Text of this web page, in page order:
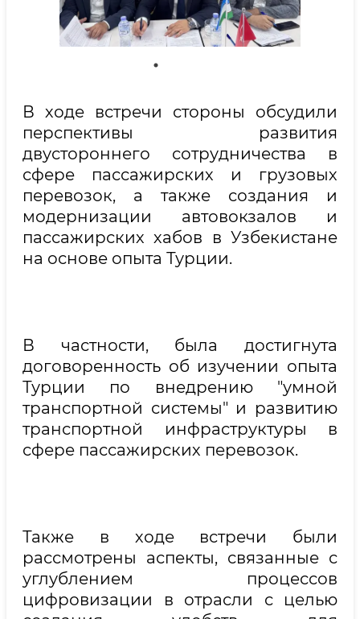
В ходе встречи стороны обсудили
перспективы развития
двустороннего сотрудничества в
сфере пассажирских и грузовых
перевозок, а также создания и
модернизации автовокзалов и
пассажирских хабов в Узбекистане
на основе опыта Турции.
В частности, была достигнута
договоренность об изучении опыта
Турции по внедрению "умной
транспортной системы" и развитию
транспортной инфраструктуры в
сфере пассажирских перевозок.
Также в ходе встречи были
рассмотрены аспекты, связанные с
углублением процессов
цифровизации в отрасли с целью